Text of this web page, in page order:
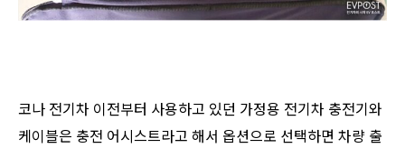
코나 전기차 이전부터 사용하고 있던 가정용 전기차 충전기와
케이블은 충전 어시스트라고 해서 옵션으로 선택하면 차량 출